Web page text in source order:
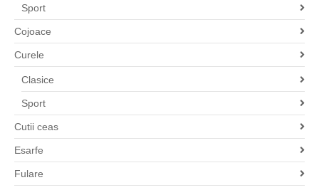
Sport
Cojoace
Curele
Clasice
Sport
Cutii ceas
Esarfe
Fulare